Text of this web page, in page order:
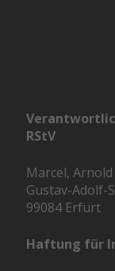
RStV
Marcel, Arnold
Gustav-Adolf-
99084 Erfurt
Haftung für